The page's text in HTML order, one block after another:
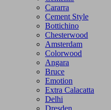
Cararra
Cement Style
Bottichino
Chesterwood
Amsterdam
Colorwood
Angara
Bruce
Emotion
Extra Calacatta
Delhi
Dresden